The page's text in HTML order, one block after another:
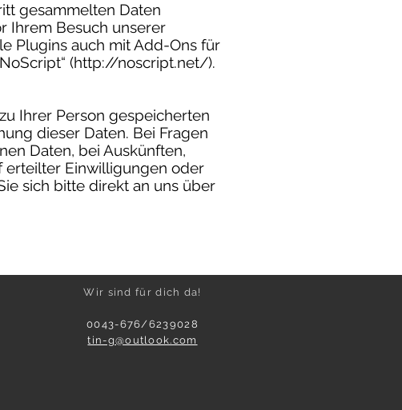
gesammelten Daten
Ihrem Besuch unserer
Plugins auch mit Add-Ons für
(http://noscript.net/).
Ihrer Person gespeicherten
dieser Daten. Bei Fragen
Daten, bei Auskünften,
erteilter Einwilligungen oder
sich bitte direkt an uns über
Wir sind für dich da!
0043-676/6239028
tin-g@outlook.com